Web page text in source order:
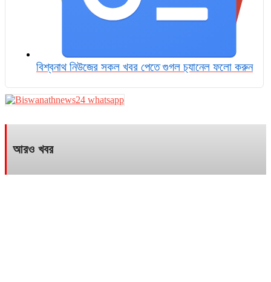
বিশ্বনাথ নিউজের সকল খবর পেতে গুগল চ‌্যানেল ফলো করুন
আরও খবর